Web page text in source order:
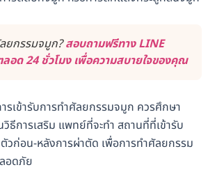
ยกรรมจมูก?สอบถามฟรีทาง LINE
อด 24 ชั่วโมง เพื่อความสบายใจของคุณ
รเข้ารับการทำศัลยกรรมจมูก ควรศึกษา
วิธีการเสริม แพทย์ที่จะทำ สถานที่ที่เข้ารับ
วก่อน-หลังการผ่าตัด เพื่อการทำศัลยกรรม
อดภัย